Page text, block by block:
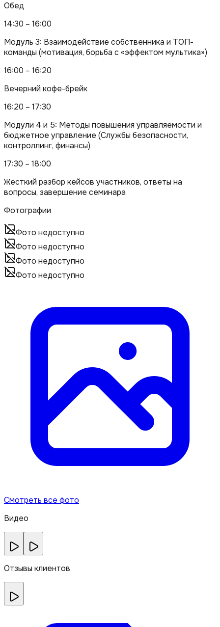
Обед
14:30 – 16:00
Модуль 3: Взаимодействие собственника и ТОП-
команды (мотивация, борьба с «эффектом мультика»)
16:00 – 16:20
Вечерний кофе-брейк
16:20 – 17:30
Модули 4 и 5: Методы повышения управляемости и
бюджетное управление (Службы безопасности,
контроллинг, финансы)
17:30 – 18:00
Жесткий разбор кейсов участников, ответы на
вопросы, завершение семинара
Фотографии
Фото недоступно
Фото недоступно
Фото недоступно
Фото недоступно
Смотреть все фото
Видео
Отзывы клиентов